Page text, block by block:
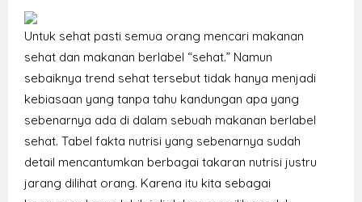
Untuk sehat pasti semua orang mencari makanan
sehat dan makanan berlabel “sehat.” Namun
sebaiknya trend sehat tersebut tidak hanya menjadi
kebiasaan yang tanpa tahu kandungan apa yang
sebenarnya ada di dalam sebuah makanan berlabel
sehat. Tabel fakta nutrisi yang sebenarnya sudah
detail mencantumkan berbagai takaran nutrisi justru
jarang dilihat orang. Karena itu kita sebagai